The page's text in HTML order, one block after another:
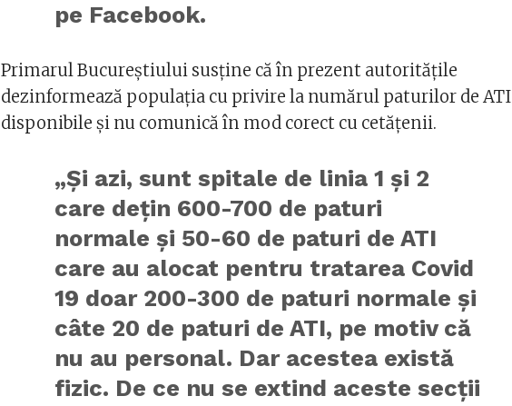
pe Facebook.
Primarul Bucureștiului susține că în prezent autoritățile
dezinformează populația cu privire la numărul paturilor de ATI
disponibile și nu comunică în mod corect cu cetățenii.
„Şi azi, sunt spitale de linia 1 şi 2
care deţin 600-700 de paturi
normale şi 50-60 de paturi de ATI
care au alocat pentru tratarea Covid
19 doar 200-300 de paturi normale şi
câte 20 de paturi de ATI, pe motiv că
nu au personal. Dar acestea există
fizic. De ce nu se extind aceste secţii